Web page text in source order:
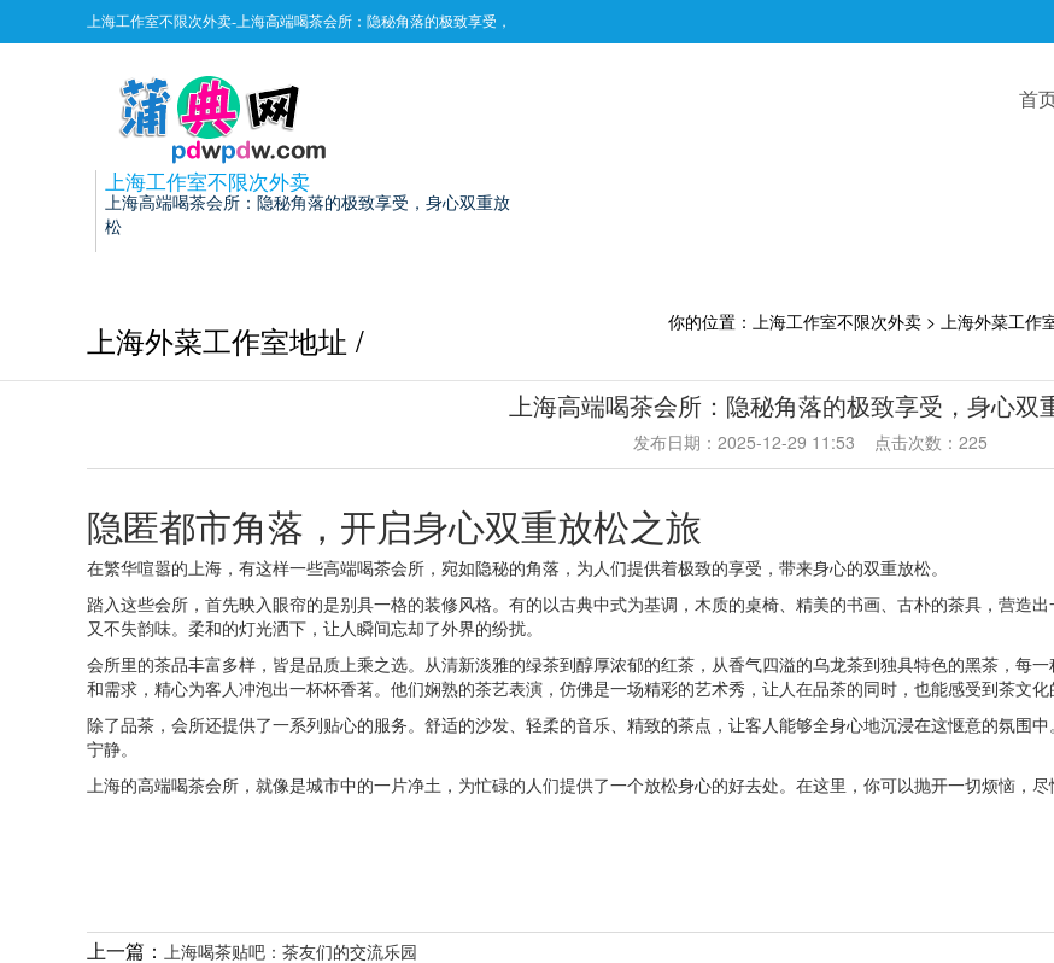
上海工作室不限次外卖-上海高端喝茶会所：隐秘角落的极致享受，
上海工作室不限次外卖
上海高端喝茶会所：隐秘角落的极致享受，身心双重放
松
首
上海外菜工作室地址 / 你的位置： 上海工作室不限次外卖 > 上海外菜工作
上海高端喝茶会所：隐秘角落的极致享受，身心双
发布日期：2025-12-29 11:53 点击次数：225
隐匿都市角落，开启身心双重放松之旅
在繁华喧嚣的上海，有这样一些高端喝茶会所，宛如隐秘的角落，为人们提供着极致的享受，带来身心的双重放松。
踏入这些会所，首先映入眼帘的是别具一格的装修风格。有的以古典中式为基调，木质的桌椅、精美的书画、古朴的茶具，营造
又不失韵味。柔和的灯光洒下，让人瞬间忘却了外界的纷扰。
会所里的茶品丰富多样，皆是品质上乘之选。从清新淡雅的绿茶到醇厚浓郁的红茶，从香气四溢的乌龙茶到独具特色的黑茶，每
和需求，精心为客人冲泡出一杯杯香茗。他们娴熟的茶艺表演，仿佛是一场精彩的艺术秀，让人在品茶的同时，也能感受到茶文化
除了品茶，会所还提供了一系列贴心的服务。舒适的沙发、轻柔的音乐、精致的茶点，让客人能够全身心地沉浸在这惬意的氛围
宁静。
上海的高端喝茶会所，就像是城市中的一片净土，为忙碌的人们提供了一个放松身心的好去处。在这里，你可以抛开一切烦恼，尽
上一篇： 上海喝茶贴吧：茶友们的交流乐园